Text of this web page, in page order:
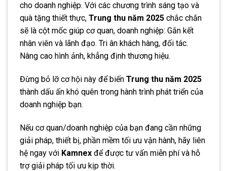
cho doanh nghiệp. Với các chương trình sáng tạo và
quà tặng thiết thực, Trung thu năm 2025 chắc chắn
sẽ là cột mốc giúp cơ quan, doanh nghiệp: Gắn kết
nhân viên và lãnh đạo. Tri ân khách hàng, đối tác.
Nâng cao hình ảnh, khẳng định thương hiệu.
Đừng bỏ lỡ cơ hội này để biến Trung thu năm 2025
thành dấu ấn khó quên trong hành trình phát triển của
doanh nghiệp bạn.
Nếu cơ quan/doanh nghiệp của bạn đang cần những
giải pháp, thiết bị, phần mềm tối ưu vận hành, hãy liên
hệ ngay với Kamnex để được tư vấn miễn phí và hỗ
trợ giải pháp tối ưu kịp thời.